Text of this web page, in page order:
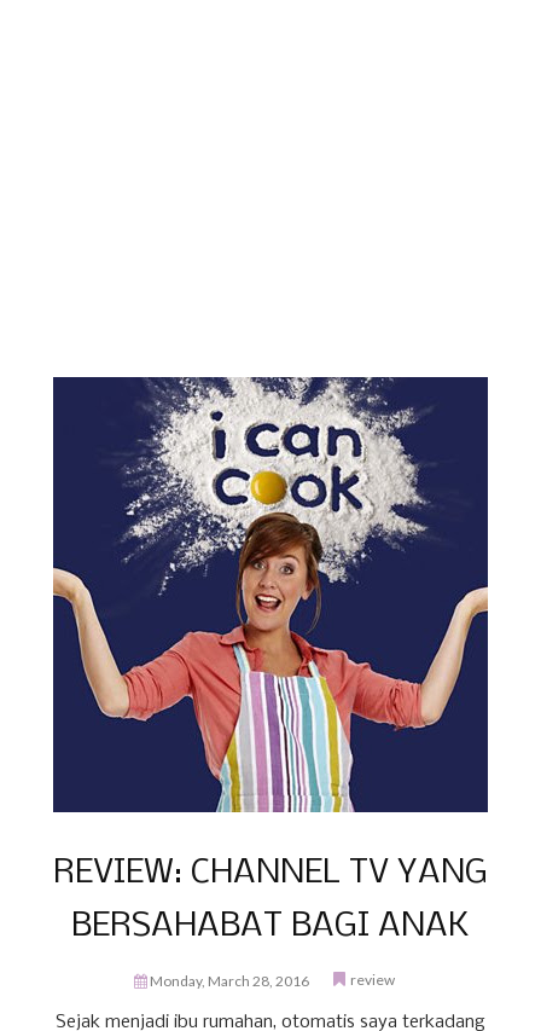
REVIEW: CHANNEL TV YANG
BERSAHABAT BAGI ANAK
Monday, March 28, 2016 review
Sejak menjadi ibu rumahan, otomatis saya terkadang